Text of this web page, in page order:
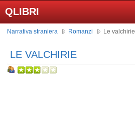
QLIBRI
Narrativa straniera Romanzi Le valchirie
LE VALCHIRIE